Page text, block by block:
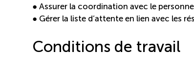
● Assurer la coordination avec le
● Gérer la liste d’attente en lien avec les
Conditions de travail